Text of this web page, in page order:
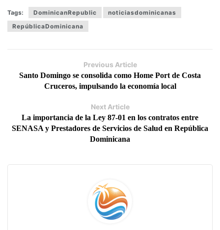
Tags: DominicanRepublic
noticiasdominicanas
RepúblicaDominicana
Previous Article
Santo Domingo se consolida como Home Port de Costa
Cruceros, impulsando la economía local
Next Article
La importancia de la Ley 87-01 en los contratos entre
SENASA y Prestadores de Servicios de Salud en República
Dominicana